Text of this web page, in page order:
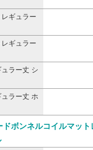
ギュラー
ギュラー
ラー丈 シ
ラー丈 ホ
ボンネルコイルマット